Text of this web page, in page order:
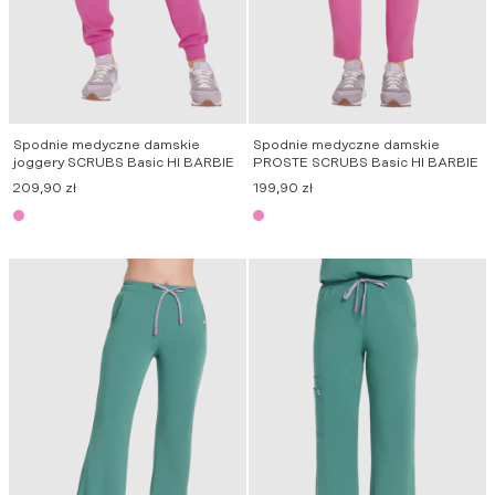
Spodnie medyczne damskie
joggery SCRUBS Basic HI BARBIE
209,90 zł
Spodnie medyczne damskie
PROSTE SCRUBS Basic HI BARBIE
199,90 zł